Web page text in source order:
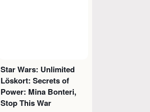
Star Wars: Unlimited
Löskort: Secrets of
Power: Mina Bonteri,
Stop This War